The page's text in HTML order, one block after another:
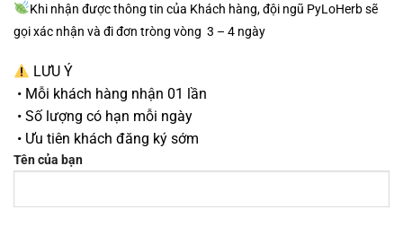
Khi nhận được thông tin của Khách hàng, đội ngũ PyLoHerb sẽ
gọi xác nhận và đi đơn tròng vòng 3 – 4 ngày
LƯU Ý
• Mỗi khách hàng nhận 01 lần
• Số lượng có hạn mỗi ngày
• Ưu tiên khách đăng ký sớm
Tên của bạn